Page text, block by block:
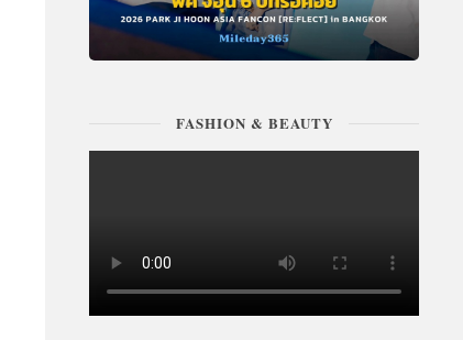
FASHION & BEAUTY